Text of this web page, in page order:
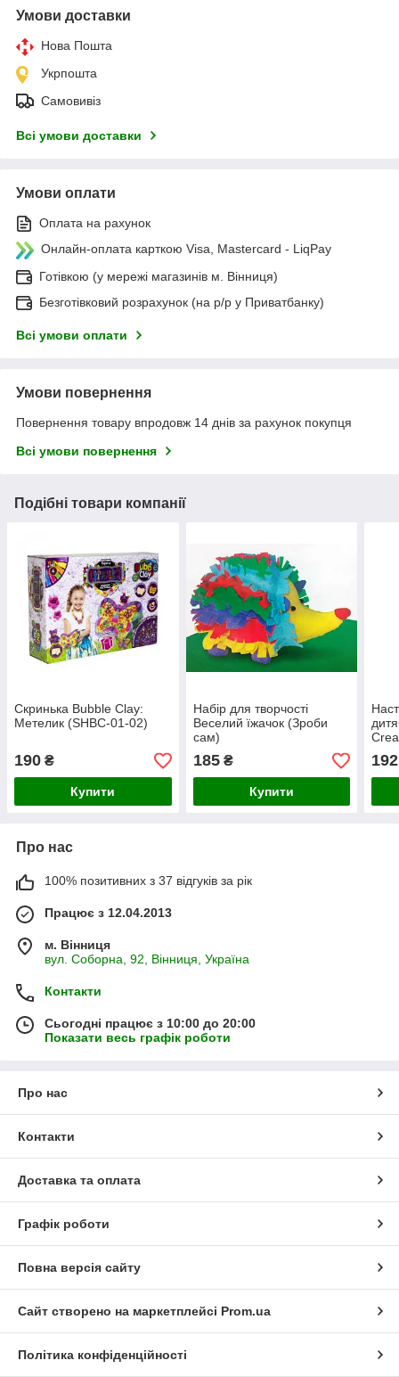
Умови доставки
Нова Пошта
Укрпошта
Самовивіз
Всі умови доставки
Умови оплати
Оплата на рахунок
Онлайн-оплата карткою Visa, Mastercard - LiqPay
Готівкою (у мережі магазинів м. Вінниця)
Безготівковий розрахунок (на р/р у Приватбанку)
Всі умови оплати
Умови повернення
Повернення товару впродовж 14 днів за рахунок покупця
Всі умови повернення
Подібні товари компанії
Скринька Bubble Clay:
Метелик (SHBC-01-02)
190 ₴
Купити
Набір для творчості
Веселий їжачок (Зроби
сам)
185₴
Купити
192
Про нас
100% позитивних з 37 відгуків за рік
Працює з 12.04.2013
м. Вінниця
вул. Соборна, 92, Вінниця, Україна
Контакти
Сьогодні працює з 10:00 до 20:00
Показати весь графік роботи
Про нас
Контакти
Доставка та оплата
Графік роботи
Повна версія сайту
Сайт створено на маркетплейсі Prom.ua
Політика конфіденційності